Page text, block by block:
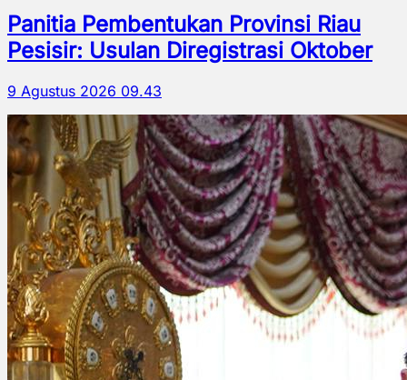
Panitia Pembentukan Provinsi Riau
Pesisir: Usulan Diregistrasi Oktober
9 Agustus 2026 09.43